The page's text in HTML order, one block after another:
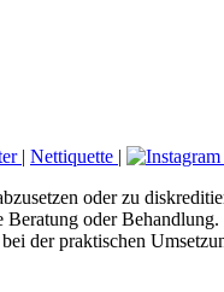
| Nettiquette |
oder zu
oder
der praktischen